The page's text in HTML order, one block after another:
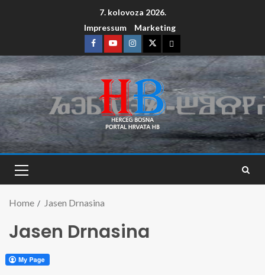
7. kolovoza 2026.
Impressum
Marketing
Home Jasen Drnasina
Jasen Drnasina